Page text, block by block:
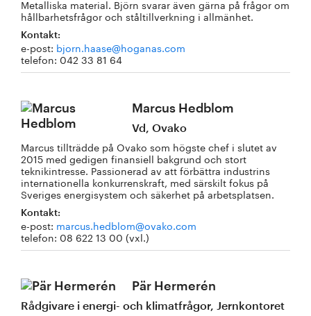
Metalliska material. Björn svarar även gärna på frågor om
hållbarhetsfrågor och ståltillverkning i allmänhet.
Kontakt:
e-post: bjorn.haase@hoganas.com
telefon: 042 33 81 64
Marcus Hedblom
Vd, Ovako
Marcus tillträdde på Ovako som högste chef i slutet av
2015 med gedigen finansiell bakgrund och stort
teknikintresse. Passionerad av att förbättra industrins
internationella konkurrenskraft, med särskilt fokus på
Sveriges energisystem och säkerhet på arbetsplatsen.
Kontakt:
e-post: marcus.hedblom@ovako.com
telefon: 08 622 13 00 (vxl.)
Pär Hermerén
Rådgivare i energi- och klimatfrågor, Jernkontoret